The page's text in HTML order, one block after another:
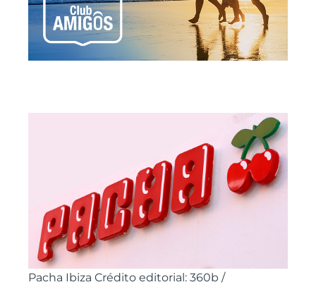
Pacha Ibiza Crédito editorial: 360b /